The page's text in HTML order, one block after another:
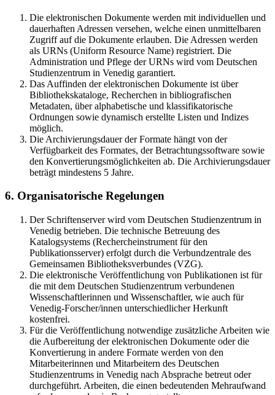
Die elektronischen Dokumente werden mit individuellen und
dauerhaften Adressen versehen, welche einen unmittelbaren
Zugriff auf die Dokumente erlauben. Die Adressen werden
als URNs (Uniform Resource Name) registriert. Die
Administration und Pflege der URNs wird vom Deutschen
Studienzentrum in Venedig garantiert.
Das Auffinden der elektronischen Dokumente ist über
Bibliothekskataloge, Recherchen in bibliografischen
Metadaten, über alphabetische und klassifikatorische
Ordnungen sowie dynamisch erstellte Listen und Indizes
möglich.
Die Archivierungsdauer der Formate hängt von der
Verfügbarkeit des Formates, der Betrachtungssoftware sowie
den Konvertierungsmöglichkeiten ab. Die Archivierungsdauer
beträgt mindestens 5 Jahre.
6. Organisatorische Regelungen
Der Schriftenserver wird vom Deutschen Studienzentrum in
Venedig betrieben. Die technische Betreuung des
Katalogsystems (Rechercheinstrument für den
Publikationsserver) erfolgt durch die Verbundzentrale des
Gemeinsamen Bibliotheksverbundes (VZG).
Die elektronische Veröffentlichung von Publikationen ist für
die mit dem Deutschen Studienzentrum verbundenen
Wissenschaftlerinnen und Wissenschaftler, wie auch für
Venedig-Forscher/innen unterschiedlicher Herkunft
kostenfrei.
Für die Veröffentlichung notwendige zusätzliche Arbeiten wie
die Aufbereitung der elektronischen Dokumente oder die
Konvertierung in andere Formate werden von den
Mitarbeiterinnen und Mitarbeitern des Deutschen
Studienzentrums in Venedig nach Absprache betreut oder
durchgeführt. Arbeiten, die einen bedeutenden Mehraufwand